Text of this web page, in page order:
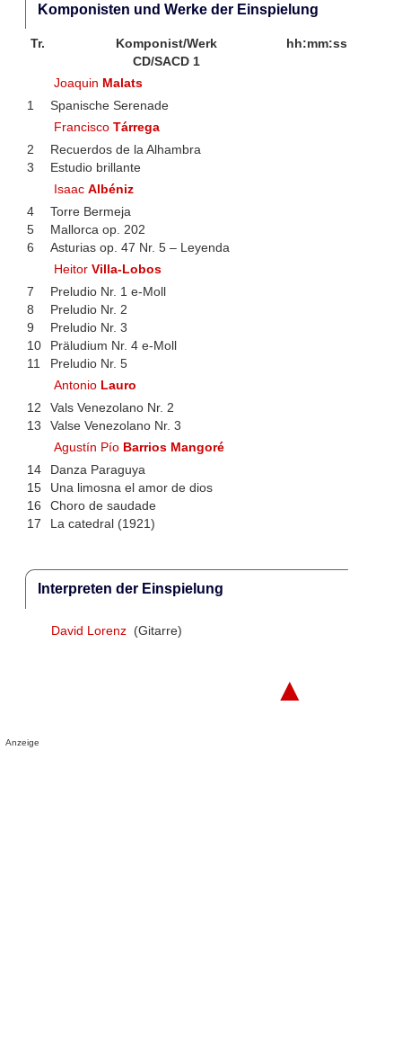
Komponisten und Werke der Einspielung
Tr. Komponist/Werk
hh:mm:ss
CD/SACD 1
Joaquin Malats
1
Spanische Serenade
FranciscoTárrega
2
Recuerdos de la Alhambra
3
Estudio brillante
IsaacAlbéniz
4
Torre Bermeja
5
Mallorca op. 202
6
Asturias op. 47 Nr. 5 – Leyenda
HeitorVilla-Lobos
7
Preludio Nr. 1 e-Moll
8
Preludio Nr. 2
9
Preludio Nr. 3
10
Präludium Nr. 4 e-Moll
11
Preludio Nr. 5
Antonio Lauro
12
Vals Venezolano Nr. 2
13
Valse Venezolano Nr. 3
Agustín Pío Barrios Mangoré
14
Danza Paraguya
15
Una limosna el amor de dios
16
Choro de saudade
17
La catedral (1921)
Interpreten der Einspielung
David Lorenz (Gitarre)
▲
Anzeige